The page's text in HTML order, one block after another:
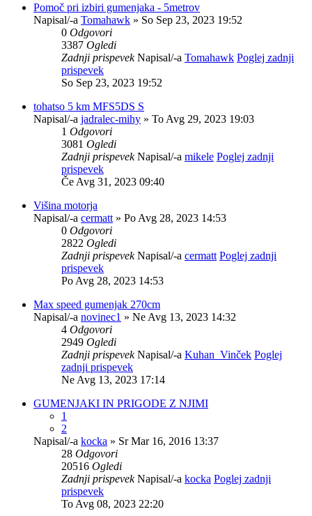
Pomoč pri izbiri gumenjaka - 5metrov
Napisal/-a Tomahawk » So Sep 23, 2023 19:52
0 Odgovori
3387 Ogledi
Zadnji prispevekNapisal/-a Tomahawk Poglej zadnji
prispevek
So Sep 23, 2023 19:52
tohatso 5 km MFS5DS S
Napisal/-a jadralec-mihy » To Avg 29, 2023 19:03
1 Odgovori
3081 Ogledi
Zadnji prispevekNapisal/-a mikele Poglej zadnji
prispevek
Če Avg 31, 2023 09:40
Višina motorja
Napisal/-a cermatt » Po Avg 28, 2023 14:53
0 Odgovori
2822 Ogledi
Zadnji prispevekNapisal/-a cermatt Poglej zadnji
prispevek
Po Avg 28, 2023 14:53
Max speed gumenjak 270cm
Napisal/-a novinec1 » Ne Avg 13, 2023 14:32
4 Odgovori
2949 Ogledi
Zadnji prispevekNapisal/-a Kuhan_Vinček Poglej
zadnji prispevek
Ne Avg 13, 2023 17:14
GUMENJAKI IN PRIGODE Z NJIMI
1
2
Napisal/-a kocka » Sr Mar 16, 2016 13:37
28 Odgovori
20516 Ogledi
Zadnji prispevekNapisal/-a kocka Poglej zadnji
prispevek
To Avg 08, 2023 22:20